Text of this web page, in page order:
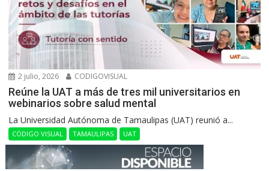
2 julio, 2026 CODIGOVISUAL
Reúne la UAT a más de tres mil universitarios en
webinarios sobre salud mental
La Universidad Autónoma de Tamaulipas (UAT) reunió a...
CÓDIGO VISUAL TAMAULIPAS UAT